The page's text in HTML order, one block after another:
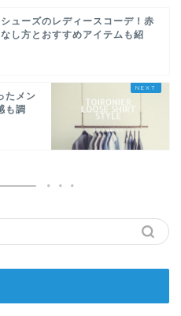
ューズのレディースコーデ！赤
し方とおすすめアイテムも紹
たメン
も調